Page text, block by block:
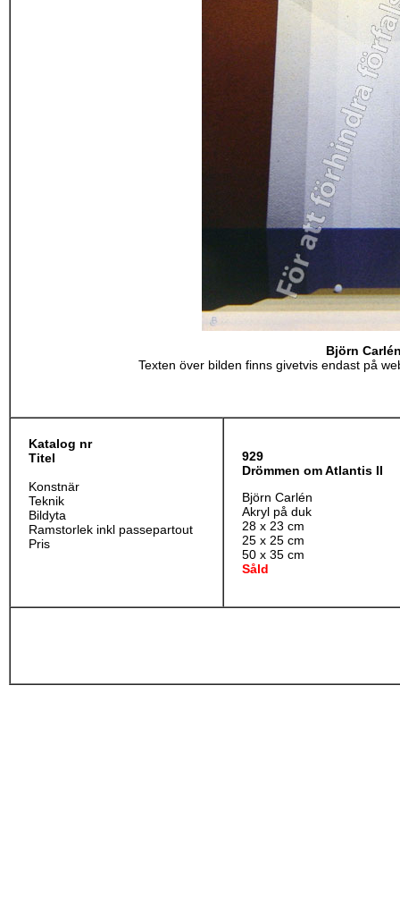
Björn
Texten över bilden finns givetvis endast på
Katalog nr
Titel
Konstnär
Teknik
Bildyta
Ramstorlek inkl passepartout
Pris
929
Drömmen om Atlantis II
Björn Carlén
Akryl på duk
28 x 23 cm
25 x 25 cm
50 x 35 cm
Såld